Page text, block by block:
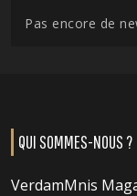
Pas encore de
QUI SOMMES-NOUS ?
VerdamMnis